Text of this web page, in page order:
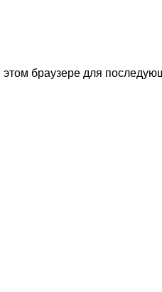
браузере для